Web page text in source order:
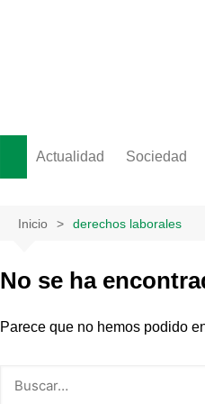
Actualidad Sociedad
Inicio derechos laborales
No se ha
Parece que no hemos podido